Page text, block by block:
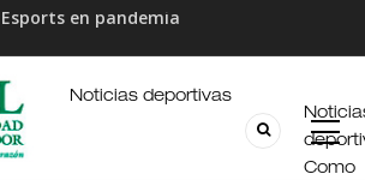
USAL en los E-JUAR
JUAR
Fútbol Online
Palmarés
Esports en pandemia
Como
Noticias deportivas